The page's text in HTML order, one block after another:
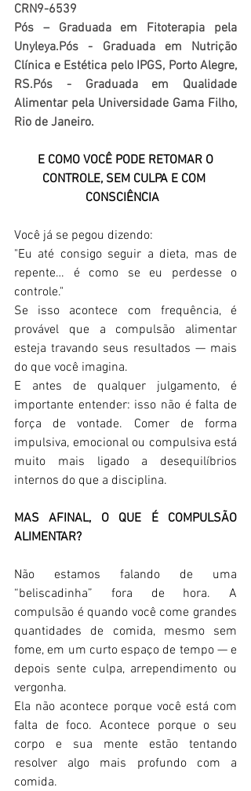
CRN9-6539
Pós – Graduada em Fitoterapia pela
Unyleya.Pós - Graduada em Nutrição
Clínica e Estética pelo IPGS, Porto Alegre,
RS.Pós - Graduada em Qualidade
Alimentar pela Universidade Gama Filho,
Rio de Janeiro.
E COMO VOCÊ PODE RETOMAR O
CONTROLE, SEM CULPA E COM
CONSCIÊNCIA
Você já se pegou dizendo:
"Eu até consigo seguir a dieta, mas de
repente… é como se eu perdesse o
controle."
Se isso acontece com frequência, é
provável que a compulsão alimentar
esteja travando seus resultados — mais
do que você imagina.
E antes de qualquer julgamento, é
importante entender: isso não é falta de
força de vontade. Comer de forma
impulsiva, emocional ou compulsiva está
muito mais ligado a desequilíbrios
internos do que a disciplina.
MAS AFINAL, O QUE É COMPULSÃO
ALIMENTAR?
Não estamos falando de uma
“beliscadinha” fora de hora. A
compulsão é quando você come grandes
quantidades de comida, mesmo sem
fome, em um curto espaço de tempo — e
depois sente culpa, arrependimento ou
vergonha.
Ela não acontece porque você está com
falta de foco. Acontece porque o seu
corpo e sua mente estão tentando
resolver algo mais profundo com a
comida.